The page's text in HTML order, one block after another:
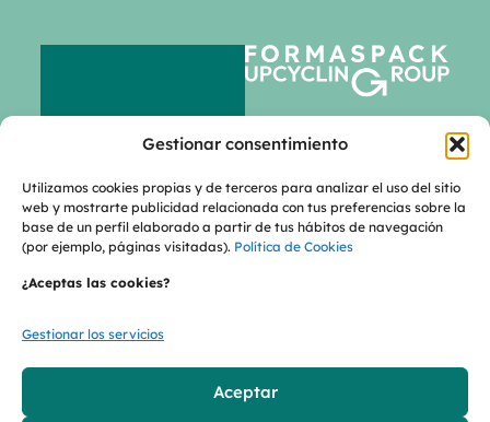
Gestionar consentimiento
Utilizamos cookies propias y de terceros para analizar el uso del sitio
web y mostrarte publicidad relacionada con tus preferencias sobre la
base de un perfil elaborado a partir de tus hábitos de navegación
(por ejemplo, páginas visitadas). Política de Cookies
¿Aceptas las cookies?
Gestionar los servicios
Aceptar
MEJORAMOS EL
BIENESTAR DE LAS
INFINITAS A LOS
RESIDUOS PLÁSTICOS